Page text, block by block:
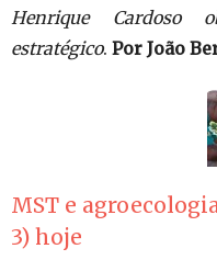
Henrique Cardoso
estratégico. Por João
MST e
3) hoje